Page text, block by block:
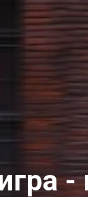
-